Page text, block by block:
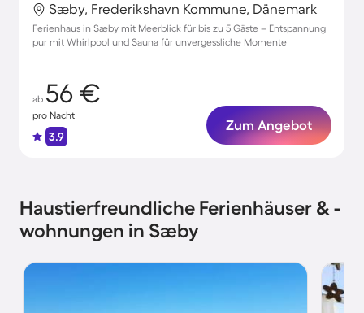
Sæby, Frederikshavn Kommune, Dänemark
Ferienhaus in Sæby mit Meerblick für bis zu 5 Gäste – Entspannung
pur mit Whirlpool und Sauna für unvergessliche Momente
ab 56 €
pro Nacht
3.9
Zum Angebot
Haustierfreundliche Ferienhäuser & -
wohnungen in Sæby